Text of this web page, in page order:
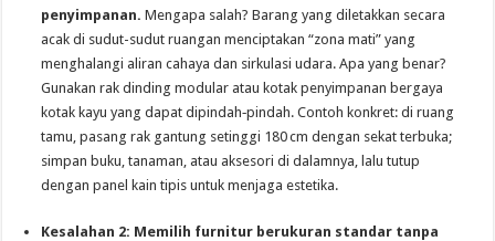
penyimpanan. Mengapa salah? Barang yang diletakkan secara
acak di sudut-sudut ruangan menciptakan “zona mati” yang
menghalangi aliran cahaya dan sirkulasi udara. Apa yang benar?
Gunakan rak dinding modular atau kotak penyimpanan bergaya
kotak kayu yang dapat dipindah‑pindah. Contoh konkret: di ruang
tamu, pasang rak gantung setinggi 180 cm dengan sekat terbuka;
simpan buku, tanaman, atau aksesori di dalamnya, lalu tutup
dengan panel kain tipis untuk menjaga estetika.
Kesalahan 2: Memilih furnitur berukuran standar tanpa